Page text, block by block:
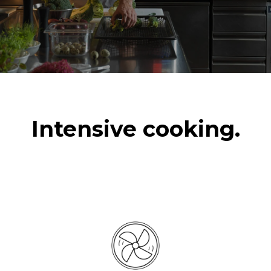
6 pełnych załadunków
potraw gotowanych na
parze
Intensive cooking.